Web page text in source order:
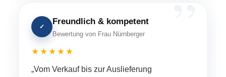
✓
Freundlich & kompetent
Bewertung von Frau Nürnberger
★★★★★
„Vom Verkauf bis zur Auslieferung